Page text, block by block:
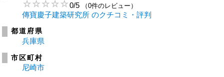
0/5 （0件のレビュー）
傳寶慶子建築研究所 のクチコミ・評判
都道府県
兵庫県
市区町村
尼崎市